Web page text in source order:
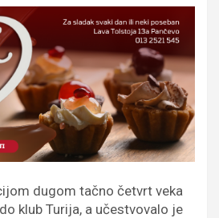
dugom tačno četvrt veka
klub Turija, a učestvovalo je